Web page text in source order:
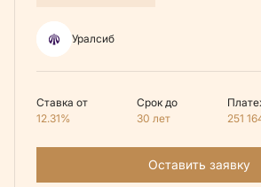
Уралсиб
Ставка от
12.31%
Срок до
30 лет
251
Оставить заявку